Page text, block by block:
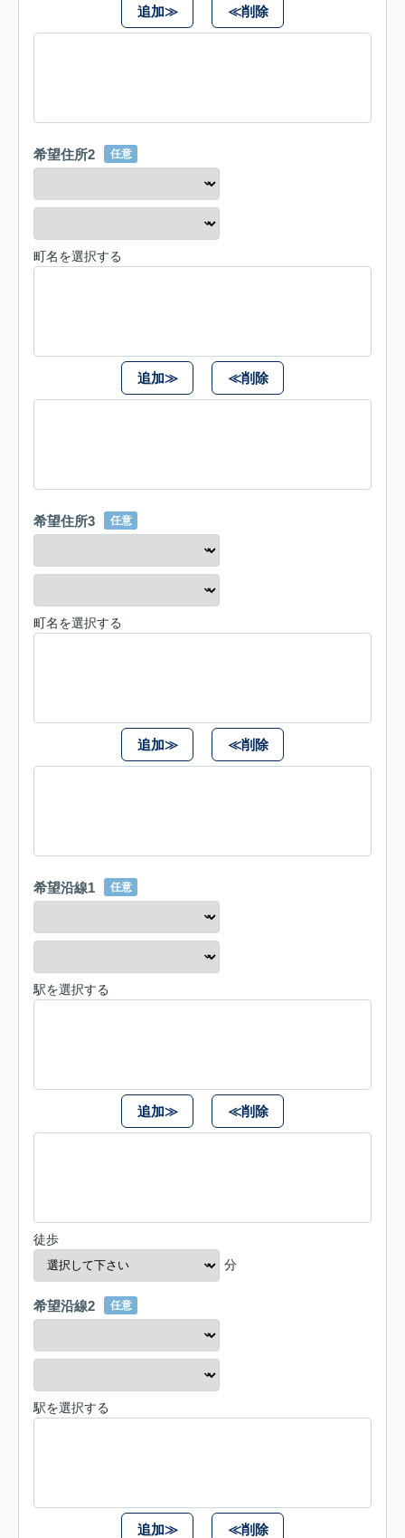
追加≫ ≪削除
希望住所2 任意
町名を選択する
追加≫ ≪削除
希望住所3 任意
町名を選択する
追加≫ ≪削除
希望沿線1 任意
駅を選択する
追加≫ ≪削除
徒歩
分
希望沿線2 任意
駅を選択する
追加≫ ≪削除